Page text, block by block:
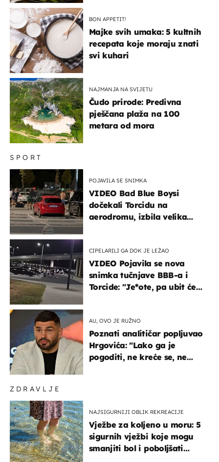
ZDRAVLJE
NAJSIGURNIJI OBLIK REKREACIJE
Vježbe za koljeno u moru: 5
sigurnih vježbi koje mogu
smanjiti bol i poboljšati
SPORT
POJAVILA SE SNIMKA
VIDEO Bad Blue Boysi
dočekali Torcidu na
aerodromu, izbila velika
CIPELARILI GA DOK JE LEŽAO
VIDEO Pojavila se nova
snimka tučnjave BBB-a i
Torcide: "Je*ote, pa ubit će
AU, OVO JE RUŽNO
Poznati analitičar popljuvao
Hrgovića: "Lako ga je
pogoditi, ne kreće se, ne
BON APPETIT!
Majke svih umaka: 5 kultnih
recepata koje moraju znati
svi kuhari
NAJMANJA NA SVIJETU
Čudo prirode: Predivna
pješčana plaža na 100
metara od mora